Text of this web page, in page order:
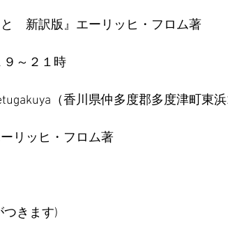
　新訳版』エーリッヒ・フロム著
９～２１時
（香川県仲多度郡多度津町東
リッヒ・フロム著
つきます)